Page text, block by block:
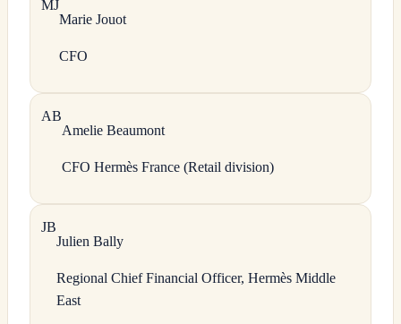
MJ
Marie Jouot
CFO
AB
Amelie Beaumont
CFO Hermès France (Retail division)
JB
Julien Bally
Regional Chief Financial Officer, Hermès Middle
East